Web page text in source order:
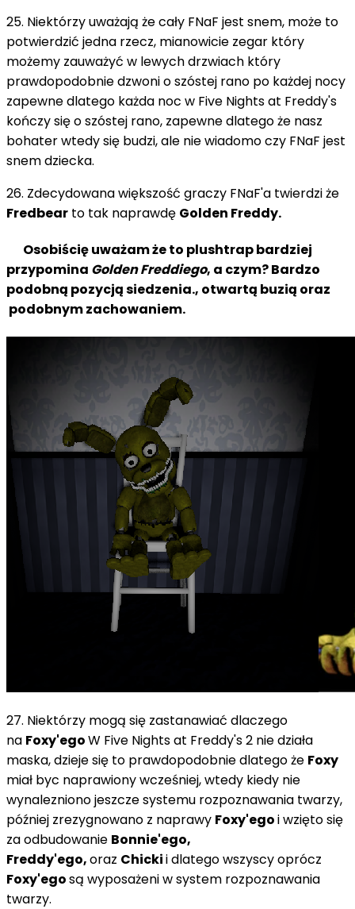
25. Niektórzy uważają że cały FNaF jest snem, może to
potwierdzić jedna rzecz, mianowicie zegar który
możemy zauważyć w lewych drzwiach który
prawdopodobnie dzwoni o szóstej rano po każdej nocy
zapewne dlatego każda noc w Five Nights at Freddy's
kończy się o szóstej rano, zapewne dlatego że nasz
bohater wtedy się budzi, ale nie wiadomo czy FNaF jest
snem dziecka.
26. Zdecydowana większość graczy FNaF'a twierdzi że
Fredbear to tak naprawdę Golden Freddy.
Osobiścię uważam że to plushtrap bardziej
przypomina Golden Freddiego, a czym? Bardzo
podobną pozycją siedzenia., otwartą buzią oraz
podobnym zachowaniem.
27. Niektórzy mogą się zastanawiać dlaczego
na Foxy'egoW Five Nights at Freddy's 2 nie działa
maska, dzieje się to prawdopodobnie dlatego że Foxy
miał byc naprawiony wcześniej, wtedy kiedy nie
wynalezniono jeszcze systemu rozpoznawania twarzy,
później zrezygnowano z naprawy Foxy'egoi wzięto się
za odbudowanie Bonnie'ego,
Freddy'ego,oraz Chickii dlatego wszyscy oprócz
Foxy'egosą wyposażeni w system rozpoznawania
twarzy.